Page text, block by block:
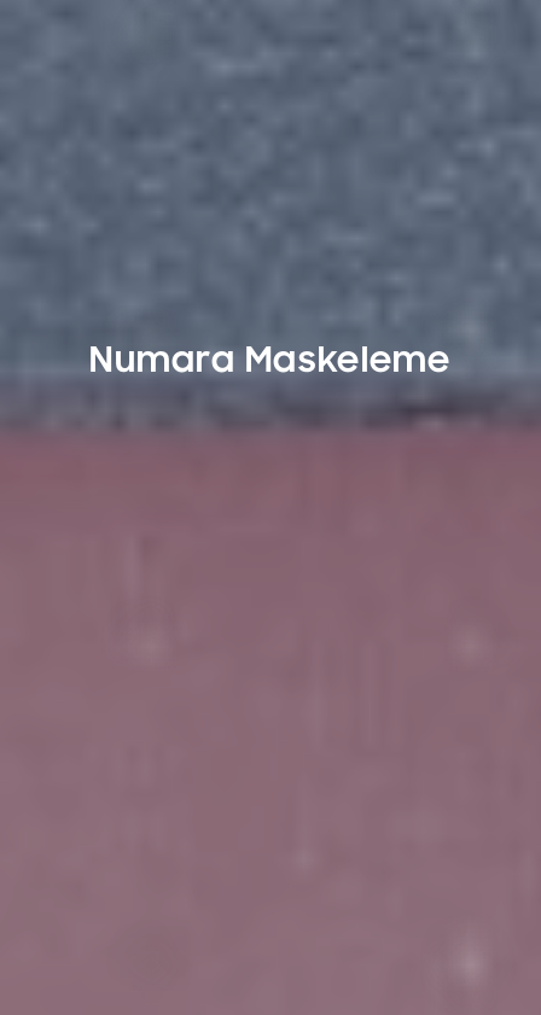
Numara Maskeleme